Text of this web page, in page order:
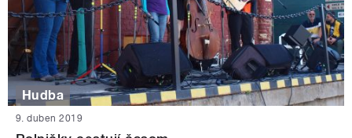
Hudba
9. duben 2019